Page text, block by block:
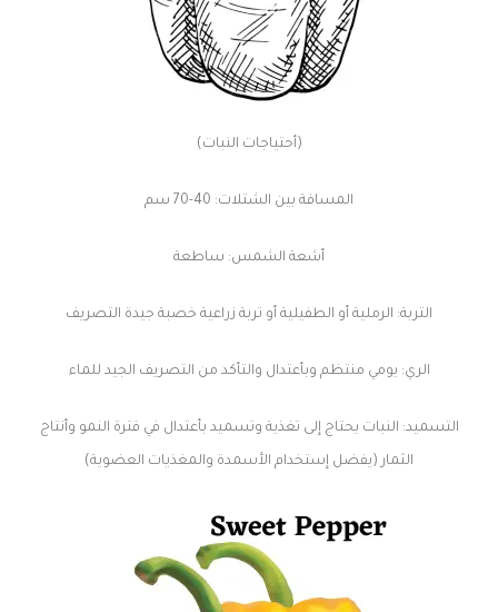
(أحتياجات النبات)
المسافة بين الشتلات: 40-70 سم
أشعة الشمس: ساطعة
التربة: الرملية أو الطفيلية أو تربة زراعية خصبة جيدة التصريف
الري: يومي منتظم وبأعتدال والتأكد من التصريف الجيد للماء
التسميد: النبات يحتاج إلى تغذية وتسميد بأعتدال في فترة النمو وأنتاج
الثمار (يفضل إستخدام الأسمدة والمغذيات العضوية)